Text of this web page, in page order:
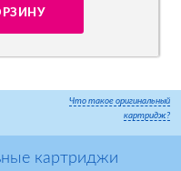
Что такое оригинальный
картридж?
картриджи